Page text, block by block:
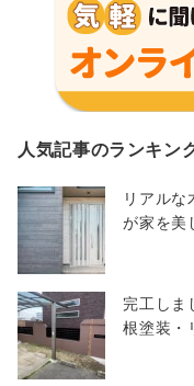
人気記事のランキン
リアル
が家を美
完工しま
根塗装・